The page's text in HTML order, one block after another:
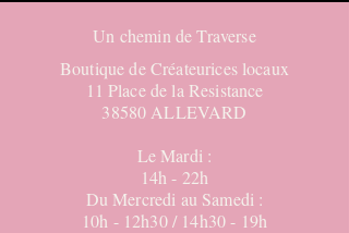
Un chemin de Traverse
Boutique de Créateurices locaux
11 Place de la Resistance
38580 ALLEVARD
Le Mardi :
14h - 22h
Du Mercredi au Samedi :
10h - 12h30 / 14h30 - 19h